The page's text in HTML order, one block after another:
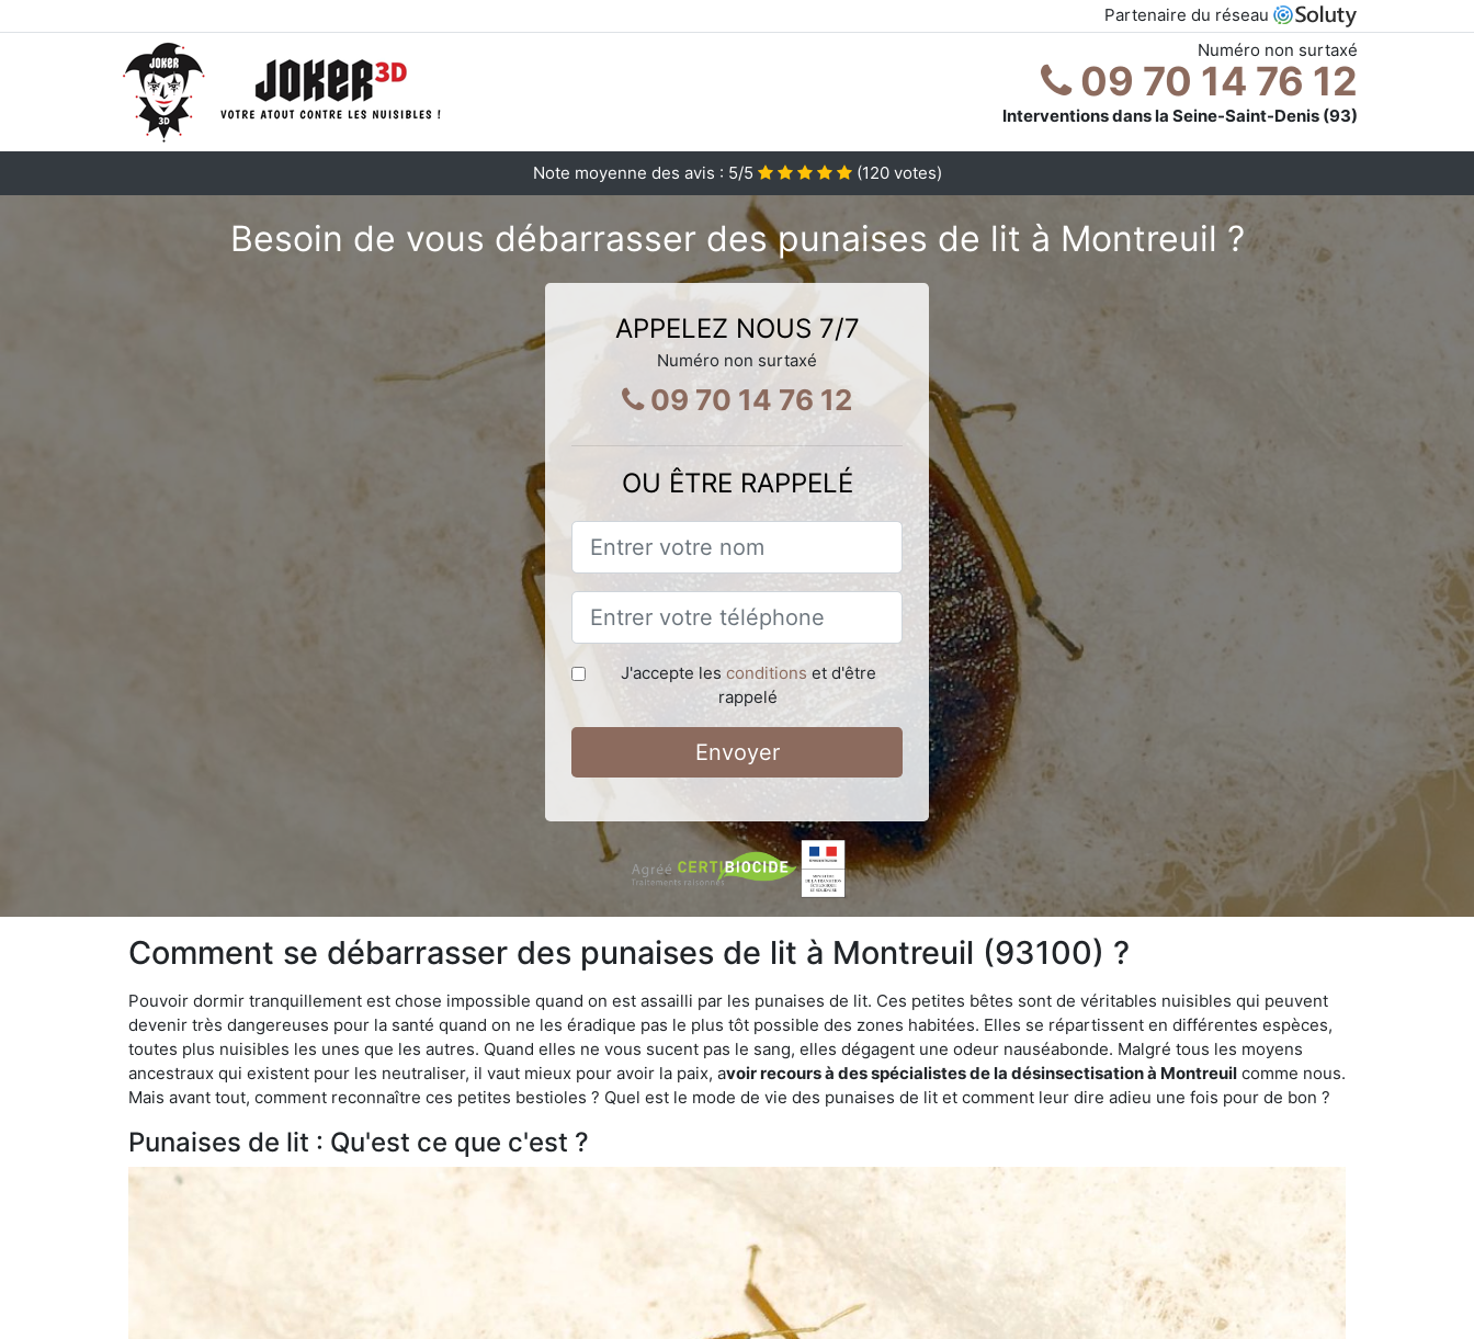
Partenaire du réseau
Numéro non surtaxé
09 70 14 76 12
Interventions dans la Seine-Saint-Denis (93)
Note moyenne des avis : 5/5 (120votes)
Besoin de vous débarrasser des punaises de lit à Montreuil ?
APPELEZ NOUS 7/7
Numéro non surtaxé
09 70 14 76 12
OU ÊTRE RAPPELÉ
J'accepte les conditions et d'être
rappelé
Envoyer
Comment se débarrasser des punaises de lit à Montreuil (93100) ?
Pouvoir dormir tranquillement est chose impossible quand on est assailli par les punaises de lit. Ces petites bêtes sont de véritables nuisibles qui peuvent
devenir très dangereuses pour la santé quand on ne les éradique pas le plus tôt possible des zones habitées. Elles se répartissent en différentes espèces,
toutes plus nuisibles les unes que les autres. Quand elles ne vous sucent pas le sang, elles dégagent une odeur nauséabonde. Malgré tous les moyens
ancestraux qui existent pour les neutraliser, il vaut mieux pour avoir la paix, avoir recours à des spécialistes de la désinsectisation à Montreuil comme nous.
Mais avant tout, comment reconnaître ces petites bestioles ? Quel est le mode de vie des punaises de lit et comment leur dire adieu une fois pour de bon ?
Punaises de lit : Qu'est ce que c'est ?